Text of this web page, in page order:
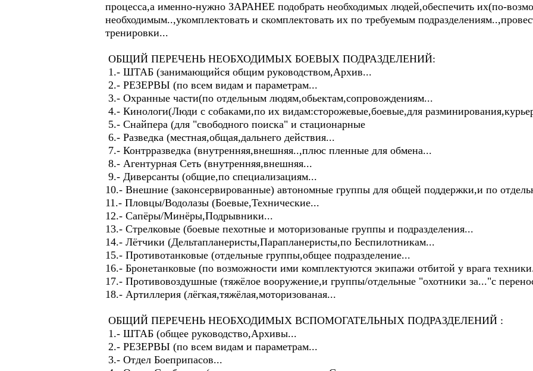
процесса,а именно-нужно ЗАРАНЕЕ подобрать необходимых людей,обеспечить их(по-
необходимым..,укомплектовать и скомплектовать их по требуемым
тренировки...
ОБЩИЙ ПЕРЕЧЕНЬ НЕОБХОДИМЫХ БОЕВЫХ ПОДРАЗДЕЛЕНИЙ:
1.- ШТАБ (занимающийся общим руководством,Архив...
2.- РЕЗЕРВЫ (по всем видам и параметрам...
3.- Охранные части(по отдельным людям,обьектам,сопровождениям...
4.- Кинологи(Люди с собаками,по их видам:сторожевые,боевые,для
5.- Снайпера (для "свободного поиска" и стационарные
6.- Разведка (местная,общая,дальнего действия...
7.- Контрразведка (внутренняя,внешняя..,плюс пленные для обмена...
8.- Агентурная Сеть (внутренняя,внешняя...
9.- Диверсанты (общие,по специализациям...
10.- Внешние (законсервированные) автономные группы для общей поддержки,и по
11.- Пловцы/Водолазы (Боевые,Технические...
12.- Сапёры/Минёры,Подрывники...
13.- Стрелковые (боевые пехотные и моторизованые группы и подразделения...
14.- Лётчики (Дельтапланеристы,Парапланеристы,по Беспилотникам...
15.- Противотанковые (отдельные группы,общее подразделение...
16.- Бронетанковые (по возможности ими комплектуются экипажи отбитой у врага
17.- Противовоздушные (тяжёлое вооружение,и группы/отдельные "охотники за..."с
18.- Артиллерия (лёгкая,тяжёлая,моторизованая...
ОБЩИЙ ПЕРЕЧЕНЬ НЕОБХОДИМЫХ ВСПОМОГАТЕЛЬНЫХ ПОДРАЗДЕЛЕНИЙ :
1.- ШТАБ (общее руководство,Архивы...
2.- РЕЗЕРВЫ (по всем видам и параметрам...
3.- Отдел Боеприпасов...